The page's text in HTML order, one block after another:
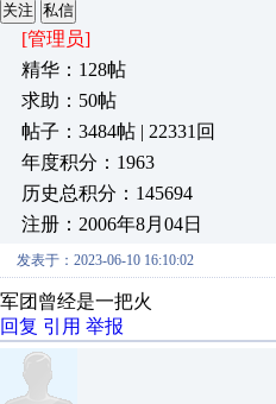
关注 私信
[管理员]
精华：128帖
求助：50帖
帖子：3484帖 | 22331回
年度积分：1963
历史总积分：145694
注册：2006年8月04日
发表于：2023-06-10 16:10:02
军团曾经是一把火
回复 引用 举报